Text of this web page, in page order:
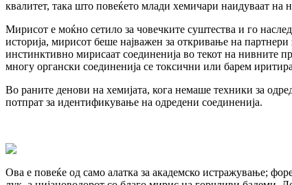
квалитет, така што повеќето млади хемичари наидуваат на
Мирисот е моќно сетило за човечките суштества и го
историја, мирисот беше најважен за откривање на
инстинктивно мирисаат соединенија во текот на нивните
многу органски соединенија се токсични или барем
Во раните денови на хемијата, кога немаше техники за
потпрат за идентификување на одредени соединенија.
Ова е повеќе од само алатка за академско истражување;